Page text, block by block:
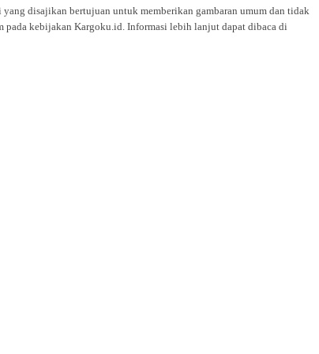
disajikan bertujuan untuk memberikan gambaran umum dan tidak
pada kebijakan Kargoku.id. Informasi lebih lanjut dapat dibaca di